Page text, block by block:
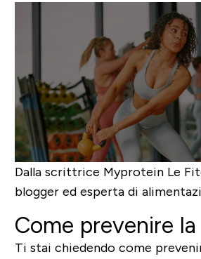
Dalla scrittrice Myprotein Le
blogger ed esperta di
Come prevenire
Ti stai chiedendo come